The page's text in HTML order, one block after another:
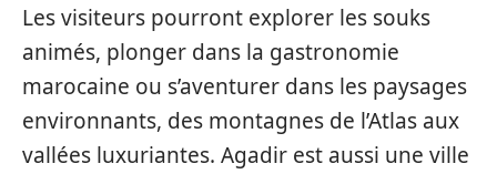
Les visiteurs pourront explorer les souks
animés, plonger dans la gastronomie
marocaine ou s’aventurer dans les paysages
environnants, des montagnes de l’Atlas aux
vallées luxuriantes. Agadir est aussi une ville